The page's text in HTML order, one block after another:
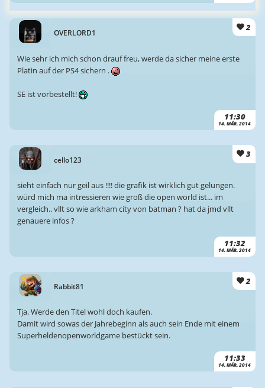
OVERLORD1
2
11:30
14. MÄR. 2014
Wie sehr ich mich schon drauf freu, werde da sicher meine erste
Platin auf der PS4 sichern .
SE ist vorbestellt!
cello123
3
11:32
14. MÄR. 2014
sieht einfach nur geil aus !!!! die grafik ist wirklich gut gelungen.
würd mich ma intressieren wie groß die open world ist... im
vergleich.. vllt so wie arkham city von batman ? hat da jmd vllt
genauere infos ?
Rabbit81
2
11:33
14. MÄR. 2014
Tja. Werde den Titel wohl doch kaufen.
Damit wird sowas der Jahrebeginn als auch sein Ende mit einem
Superheldenopenworldgame bestückt sein.